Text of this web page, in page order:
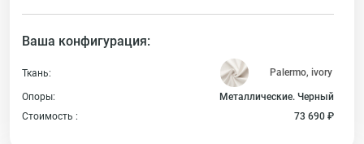
Ваша конфигурация:
Ткань:
Опоры:
Металлические. Черный
Стоимость :
73 690 ₽